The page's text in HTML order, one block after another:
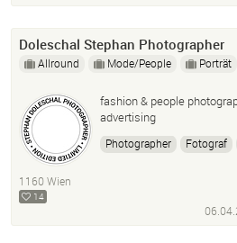
Doleschal Stephan Photographer
Allround Mode/People Porträt
fashion & people
advertising
Photographer Fotograf
1160 Wien
14